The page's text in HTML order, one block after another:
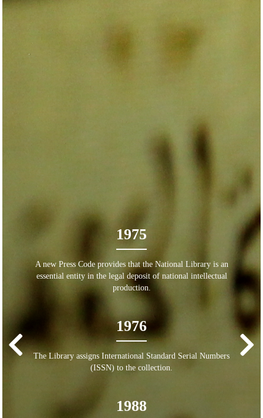
1975
A new Press Code provides that the National Library is an
essential entity in the legal deposit of national intellectual
production.
1976
The Library assigns International Standard Serial Numbers
(ISSN) to the collection.
1988